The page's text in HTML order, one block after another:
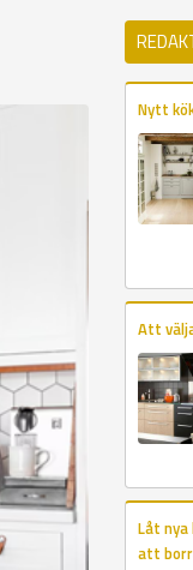
Nytt
Att
Låt
att